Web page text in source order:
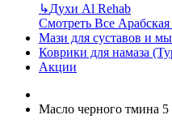
↳Духи Al Rehab
Смотреть Все
Мази для суставов и
Коврики для намаза
Акции
Масло черного тмина 5